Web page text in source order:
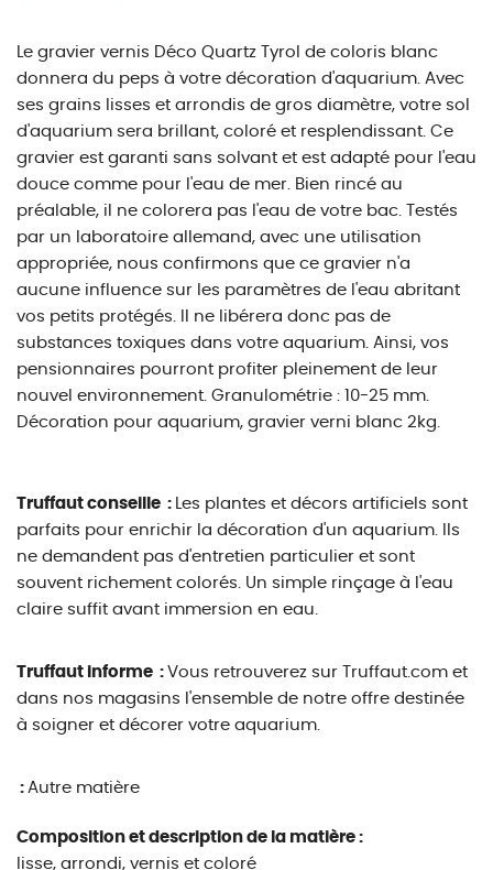
Le gravier vernis Déco Quartz Tyrol de coloris blanc
donnera du peps à votre décoration d'aquarium. Avec
ses grains lisses et arrondis de gros diamètre, votre sol
d'aquarium sera brillant, coloré et resplendissant. Ce
gravier est garanti sans solvant et est adapté pour l'eau
douce comme pour l'eau de mer. Bien rincé au
préalable, il ne colorera pas l'eau de votre bac. Testés
par un laboratoire allemand, avec une utilisation
appropriée, nous confirmons que ce gravier n'a
aucune influence sur les paramètres de l'eau abritant
vos petits protégés. Il ne libérera donc pas de
substances toxiques dans votre aquarium. Ainsi, vos
pensionnaires pourront profiter pleinement de leur
nouvel environnement. Granulométrie : 10-25 mm.
Décoration pour aquarium, gravier verni blanc 2kg.
Truffaut conseille : Les plantes et décors artificiels sont
parfaits pour enrichir la décoration d'un aquarium. Ils
ne demandent pas d'entretien particulier et sont
souvent richement colorés. Un simple rinçage à l'eau
claire suffit avant immersion en eau.
Truffaut informe : Vous retrouverez sur Truffaut.com et
dans nos magasins l'ensemble de notre offre destinée
à soigner et décorer votre aquarium.
: Autre matière
Composition et description de la matière :
lisse, arrondi, vernis et coloré